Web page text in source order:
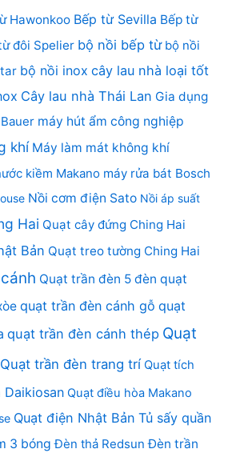
Hawonkoo Bếp từ Sevilla Bếp từ
đôi Spelier bộ nồi bếp từ bộ nồi
bộ nồi inox cây lau nhà loại tốt
Cây lau nhà Thái Lan Gia dụng
máy hút ẩm công nghiệp
khí Máy làm mát không khí
kiềm Makano máy rửa bát Bosch
Nồi cơm điện Sato Nồi áp suất
Hai Quạt cây đứng Ching Hai
Bản Quạt treo tường Ching Hai
Quạt trần đèn 5 đèn quạt
quạt trần đèn cánh gỗ quạt
quạt trần đèn cánh thép Quạt
Quạt trần đèn trang trí Quạt tích
Daikiosan Quạt điều hòa Makano
Quạt điện Nhật Bản Tủ sấy quần
3 bóng Đèn thả Redsun Đèn trần